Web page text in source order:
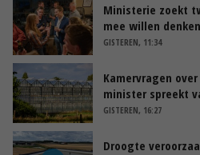
Ministerie zoekt
mee willen denken
GISTEREN, 11:34
Kamervragen
minister spreekt
GISTEREN, 16:27
Droogte